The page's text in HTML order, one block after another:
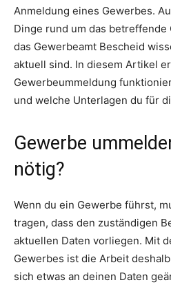
Anmeldung eines Gewerbes.
Dinge rund um das betreffende
das Gewerbeamt Bescheid
aktuell sind. In diesem Artikel
Gewerbeummeldung
und welche Unterlagen du für
Gewerbe
nötig?
Wenn du ein Gewerbe führst,
tragen, dass den zuständigen
aktuellen Daten vorliegen. Mit
Gewerbes ist die Arbeit
sich etwas an deinen Daten